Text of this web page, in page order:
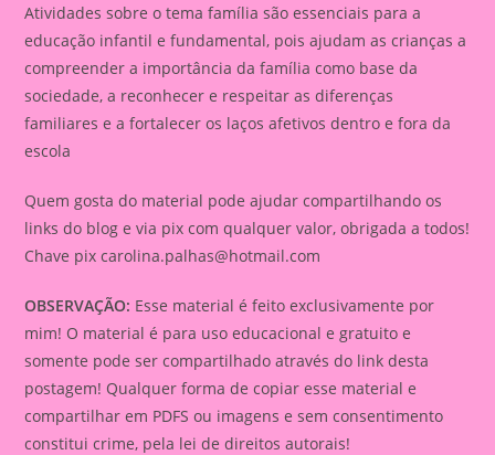
Atividades sobre o tema família são essenciais para a
educação infantil e fundamental, pois ajudam as crianças a
compreender a importância da família como base da
sociedade, a reconhecer e respeitar as diferenças
familiares e a fortalecer os laços afetivos dentro e fora da
escola
Quem gosta do material pode ajudar compartilhando os
links do blog e via pix com qualquer valor, obrigada a todos!
Chave pixcarolina.palhas@hotmail.com
OBSERVAÇÃO: Esse material é feito exclusivamente por
mim! O material é para uso educacional e gratuito e
somente pode ser compartilhado através do link desta
postagem! Qualquer forma de copiar esse material e
compartilhar em PDFS ou imagens e sem consentimento
constitui crime, pela lei de direitos autorais!